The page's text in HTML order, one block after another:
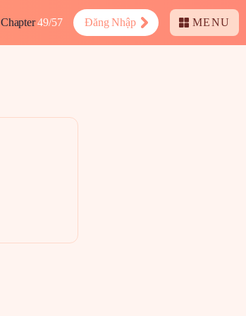
Chapter 49/57 Đăng Nhập MENU